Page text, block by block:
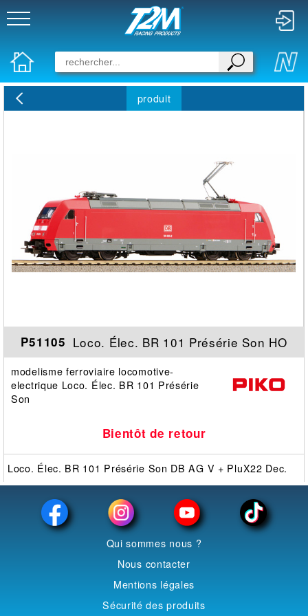
produit
P51105 Loco. Élec. BR 101 Présérie Son HO
modelisme ferroviaire locomotive-
electrique Loco. Élec. BR 101 Présérie
Son
Bientôt de retour
Loco. Élec. BR 101 Présérie Son DB AG V + PluX22 Dec.
Qui sommes nous ?
Nous contacter
Mentions légales
Sécurité des produits